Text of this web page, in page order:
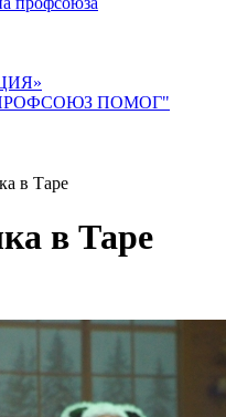
ПОМОГ"
в Таре
в Таре